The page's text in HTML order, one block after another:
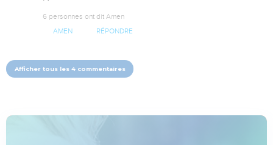
6 personnes ont dit Amen
AMEN RÉPONDRE
Afficher tous les 4 commentaires